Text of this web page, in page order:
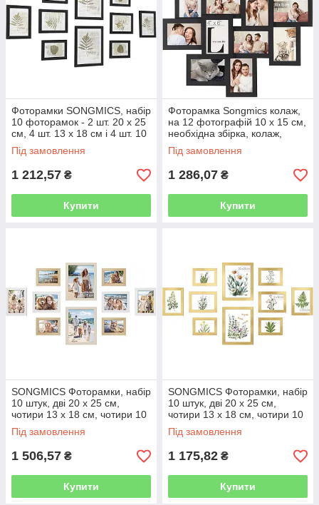
Фоторамки SONGMICS, набір
10 фоторамок - 2 шт. 20 х 25
см, 4 шт. 13 х 18 см і 4 шт. 10
х 15 см, виготовлений з ДВП,
чорний RPF310H
Під замовлення
1 212,57 ₴
Купити
Фоторамка Songmics колаж,
на 12 фотографій 10 х 15 см,
необхідна збірка, колаж,
фоторамки, фоторамки, зі
скляним вікном, Різдво,
Під замовлення
1 286,07 ₴
Купити
SONGMICS Фоторамки, набір
10 штук, дві 20 х 25 см,
чотири 13 х 18 см, чотири 10
х 15 см, МДФ, пластиковий
захист, МДФ, колір дуб
Під замовлення
1 506,57 ₴
Купити
SONGMICS Фоторамки, набір
10 штук, дві 20 х 25 см,
чотири 13 х 18 см, чотири 10
х 15 см, МДФ, пластиковий
захист, МДФ, світле
Під замовлення
1 175,82 ₴
Купити